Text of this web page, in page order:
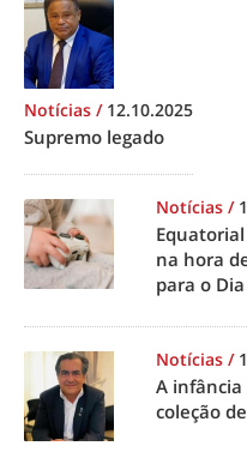
Notícias / 12.10.2025
Supremo legado
Notícias /
na hora
para o
Notícias /
A infância
coleção